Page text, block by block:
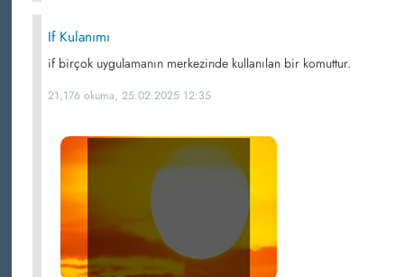
If Kulanımı
if birçok uygulamanın merkezinde kullanılan bir komuttur.
21,176 okuma, 25.02.2025 12:35